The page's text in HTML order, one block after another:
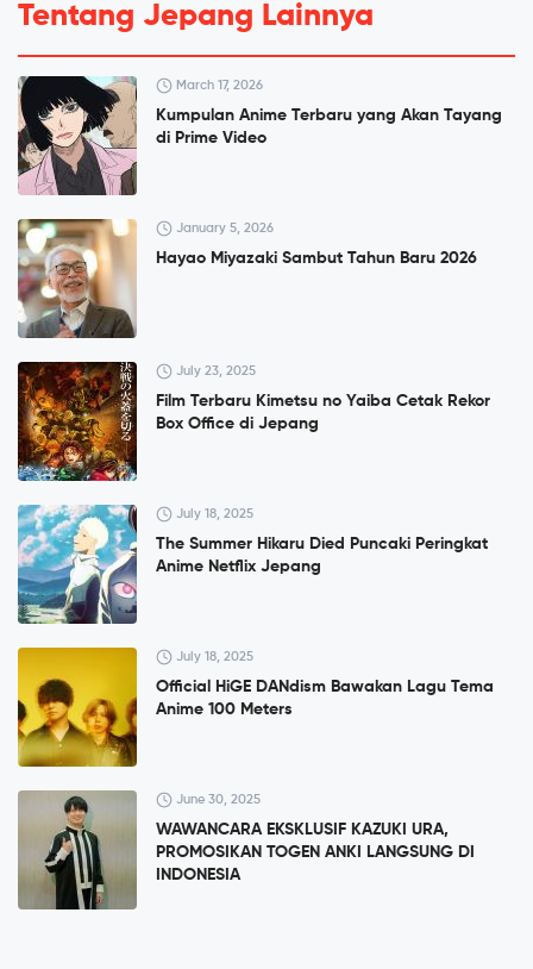
Tentang Jepang Lainnya
March 17, 2026
Kumpulan Anime Terbaru yang Akan Tayang
di Prime Video
January 5, 2026
Hayao Miyazaki Sambut Tahun Baru 2026
July 23, 2025
Film Terbaru Kimetsu no Yaiba Cetak Rekor
Box Office di Jepang
July 18, 2025
The Summer Hikaru Died Puncaki Peringkat
Anime Netflix Jepang
July 18, 2025
Official HiGE DANdism Bawakan Lagu Tema
Anime 100 Meters
June 30, 2025
WAWANCARA EKSKLUSIF KAZUKI URA,
PROMOSIKAN TOGEN ANKI LANGSUNG DI
INDONESIA